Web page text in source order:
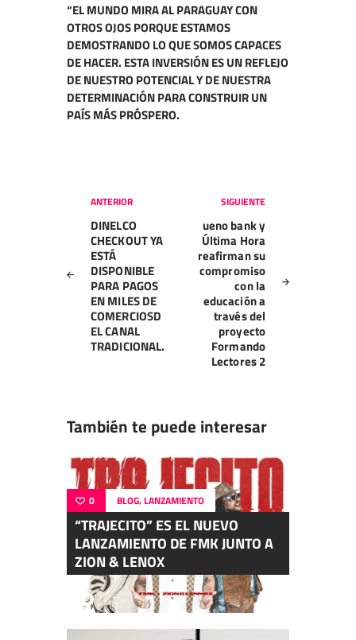
“EL MUNDO MIRA AL PARAGUAY CON
OTROS OJOS PORQUE ESTAMOS
DEMOSTRANDO LO QUE SOMOS CAPACES
DE HACER. ESTA INVERSIÓN ES UN REFLEJO
DE NUESTRO POTENCIAL Y DE NUESTRA
DETERMINACIÓN PARA CONSTRUIR UN
PAÍS MÁS PRÓSPERO.
Navegación
entradas
ANTERIOR
DINELCO
CHECKOUT YA
ESTÁ
DISPONIBLE
PARA PAGOS
EN MILES DE
COMERCIOSD
EL CANAL
TRADICIONAL.
SIGUIENTE
ueno bank y
Última Hora
reafirman su
compromiso
con la
educación a
través del
proyecto
Formando
Lectores 2
También te puede interesar
0 BLOG,LANZAMIENTO
“TRAJECITO” ES EL NUEVO
LANZAMIENTO DE FMK JUNTO A
ZION & LENOX